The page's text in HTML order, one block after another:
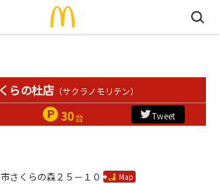
らの杜店 （サクラノモリテン）
30台 Tweet
さくらの森２５－１０
Map